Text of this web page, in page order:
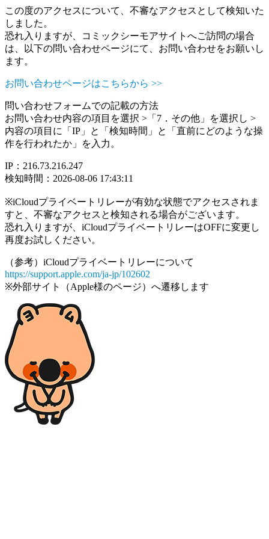
この度のアクセスについて、不審なアクセスとして検知いた
しました。
恐れ入りますが、コミックシーモアサイトへご訪問の場合
は、以下の問い合わせページにて、お問い合わせをお願いし
ます。
お問い合わせページはこちらから >>
問い合わせフォームでの記載の方法
お問い合わせ内容の項目を選択 >「7．その他」を選択し >
内容の項目に「IP」と「検知時間」と「直前にどのような操
作を行われたか」を入力。
IP：216.73.216.247
検知時間：2026-08-06 17:43:11
※iCloudプライベートリレーが有効な状態でアクセスされま
すと、不審なアクセスと検知される場合がございます。
恐れ入りますが、iCloudプライベートリレーはOFFに変更し
再度お試しください。
（参考）iCloudプライベートリレーについて
https://support.apple.com/ja-jp/102602
※外部サイト（Apple様のページ）へ遷移します